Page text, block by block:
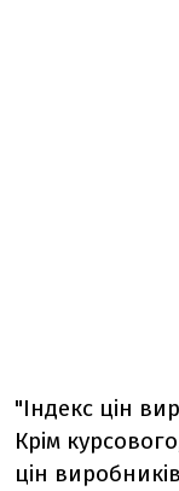
"Індекс цін
Крім
цін